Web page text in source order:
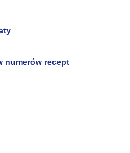
numerów recept